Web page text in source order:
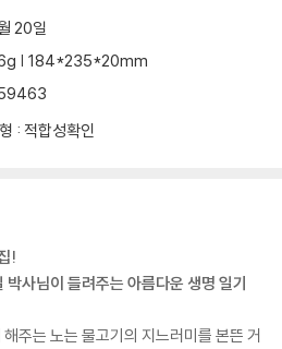
20일
| 184*235*20mm
: 적합성확인
!
사님이 들려주는 아름다운 생명 일기
주는 노는 물고기의 지느러미를 본뜬 거